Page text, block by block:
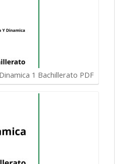
1 Bachillerato PDF